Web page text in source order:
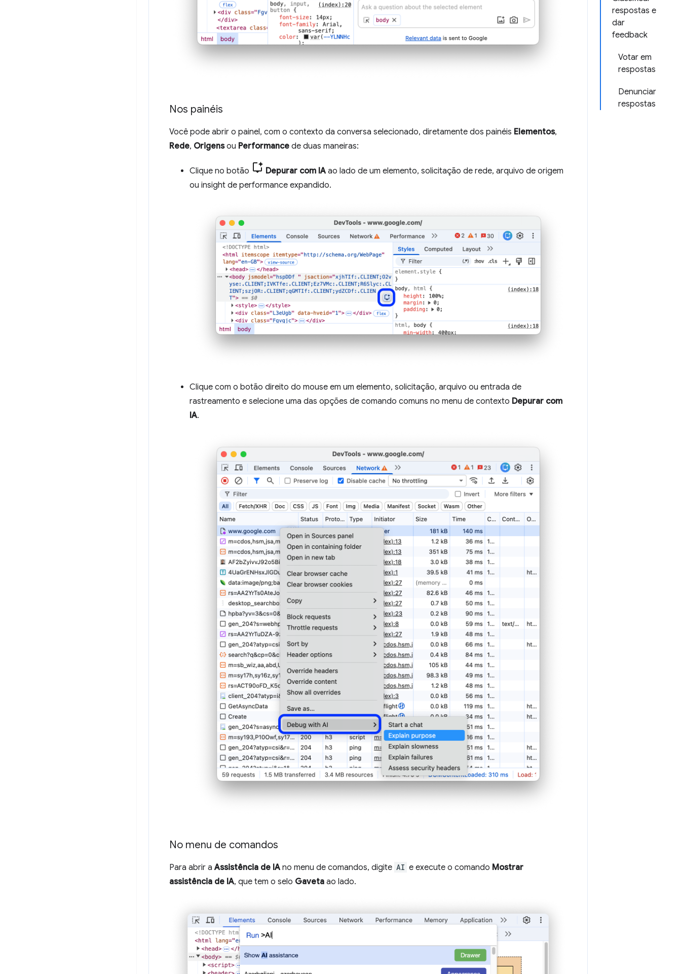
respostas e
dar
feedback
Votar em
respostas
Denunciar
respostas
Nos painéis
Você pode abrir o painel, com o contexto da conversa selecionado, diretamente dos painéis Elementos,
Rede, Origensou Performance de duas maneiras:
Clique no botão Depurar com IA ao lado de um elemento, solicitação de rede, arquivo de origem
ou insight de performance expandido.
Clique com o botão direito do mouse em um elemento, solicitação, arquivo ou entrada de
rastreamento e selecione uma das opções de comando comuns no menu de contexto Depurar com
IA.
No menu de comandos
Para abrir aAssistência de IA no menu de comandos, digite AI e execute o comando Mostrar
assistência de IA, que tem o selo Gaveta ao lado.